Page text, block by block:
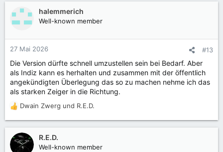
halemmerich
Well-known member
27 Mai 2026 #13
Die Version dürfte schnell umzustellen sein bei Bedarf. Aber
als Indiz kann es herhalten und zusammen mit der öffentlich
angekündigten Überlegung das so zu machen nehme ich das
als starken Zeiger in die Richtung.
R
e
a
k
t
Dwain Zwerg und R.E.D.
R.E.D.
Well-known member